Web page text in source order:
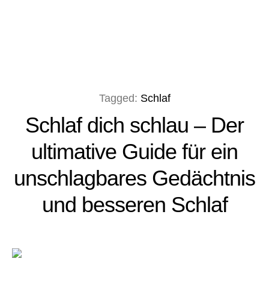
Tagged: Schlaf
Schlaf dich schlau – Der
ultimative Guide für ein
unschlagbares Gedächtnis
und besseren Schlaf